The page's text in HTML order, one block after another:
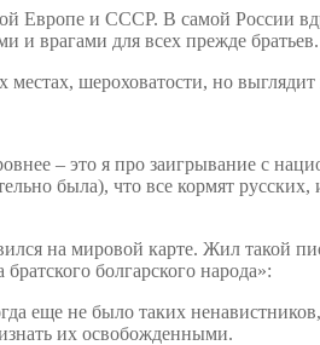
Европе и СССР. В самой России
и врагами для всех прежде братьев.
шероховатости, но
– это я про заигрывание с
была), что все кормят русских,
на мировой карте. Жил такой
болгарского народа»:
еще не было таких
их освобожденными.